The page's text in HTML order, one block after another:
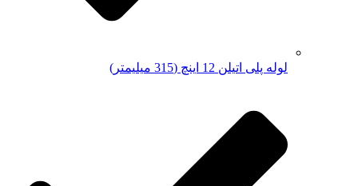
لوله پلی اتیلن 12 اینچ (315 میلیمتر)